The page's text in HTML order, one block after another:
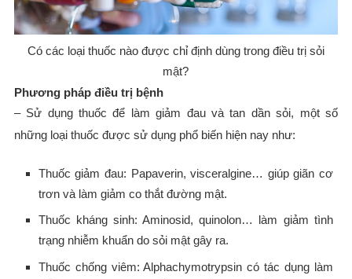
Có các loại thuốc nào được chỉ định dùng trong điều trị sỏi
mật?
Phương pháp điều trị bệnh
– Sử dụng thuốc để làm giảm đau và tan dần sỏi, một số
những loại thuốc được sử dụng phổ biến hiện nay như:
Thuốc giảm đau: Papaverin, visceralgine… giúp giãn cơ
trơn và làm giảm co thắt đường mật.
Thuốc kháng sinh: Aminosid, quinolon… làm giảm tình
trạng nhiễm khuẩn do sỏi mật gây ra.
Thuốc chống viêm: Alphachymotrypsin có tác dụng làm